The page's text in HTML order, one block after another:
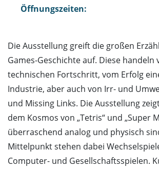
Öffnungszeiten:
Die Ausstellung greift die großen
Games-Geschichte auf. Diese handeln
technischen Fortschritt, vom Erfolg
Industrie, aber auch von Irr- und
und Missing Links. Die Ausstellung
dem Kosmos von „Tetris“ und „Super
überraschend analog und physisch
Mittelpunkt stehen dabei
Computer- und Gesellschaftsspielen.